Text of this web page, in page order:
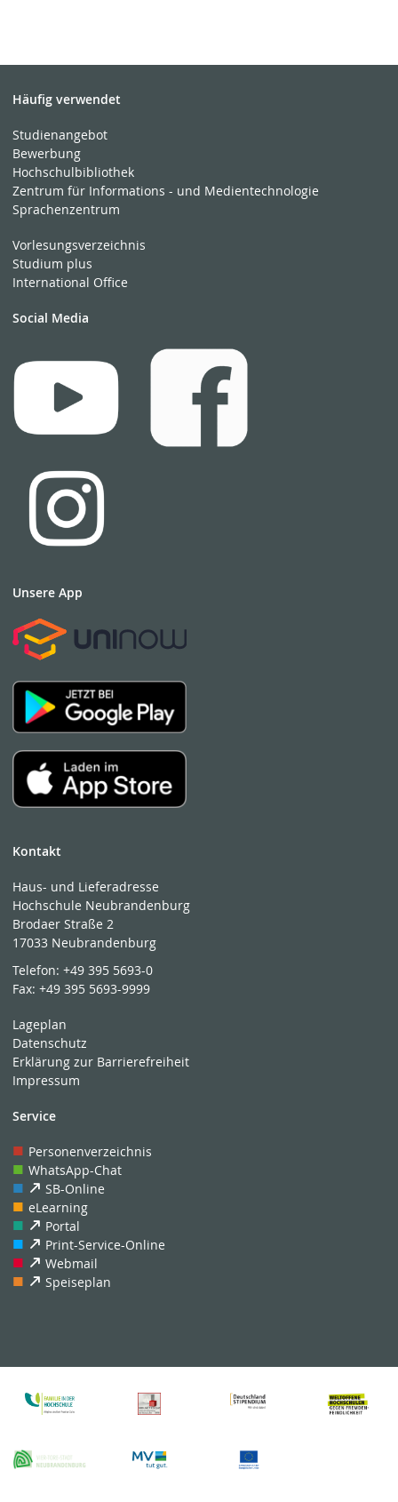
Häufig verwendet
Studienangebot
Bewerbung
Hochschulbibliothek
Zentrum für Informations - und Medientechnologie
Sprachenzentrum
Vorlesungsverzeichnis
Studium plus
International Office
Social Media
Unsere App
Kontakt
Haus- und Lieferadresse
Hochschule Neubrandenburg
Brodaer Straße 2
17033 Neubrandenburg
Telefon:+49 395 5693-0
Fax:+49 395 5693-9999
Lageplan
Datenschutz
Erklärung zur Barrierefreiheit
Impressum
Service
Personenverzeichnis
WhatsApp-Chat
SB-Online
eLearning
Portal
Print-Service-Online
Webmail
Speiseplan